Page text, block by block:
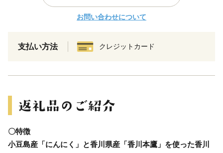
お問い合わせについて
支払い方法 クレジットカード
〇特徴
小豆島産「にんにく」と香川県産「香川本鷹」を使った香川